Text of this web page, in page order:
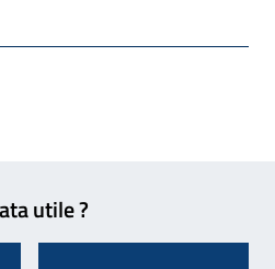
- Sito esterno - Apertura in
- Apertura in nuova finestra
apre il programma di posta
pagina: scelta meno
utile ?